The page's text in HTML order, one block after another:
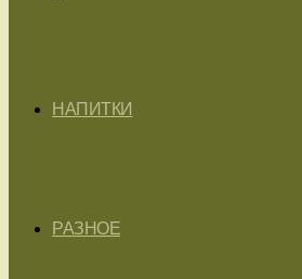
НАПИТКИ
РАЗНОЕ